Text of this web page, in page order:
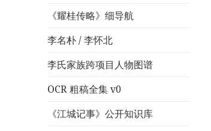
《耀桂传略》细导航
李名朴 / 李怀北
李氏家族跨项目人物图谱
OCR 粗稿全集 v0
《江城记事》公开知识库